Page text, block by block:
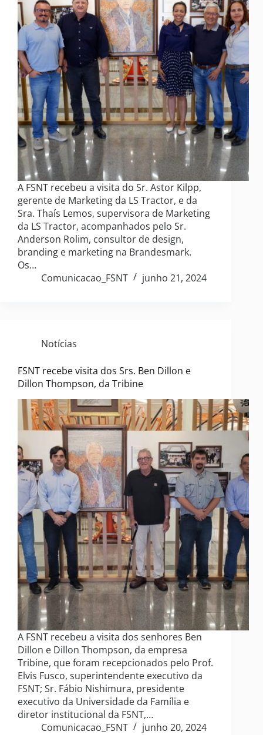
A FSNT recebeu a visita do Sr. Astor Kilpp,
gerente de Marketing da LS Tractor, e da
Sra. Thaís Lemos, supervisora de Marketing
da LS Tractor, acompanhados pelo Sr.
Anderson Rolim, consultor de design,
branding e marketing na Brandesmark.
Os…
Comunicacao_FSNT
junho 21, 2024
Notícias
FSNT recebe visita dos Srs. Ben Dillon e
Dillon Thompson, da Tribine
A FSNT recebeu a visita dos senhores Ben
Dillon e Dillon Thompson, da empresa
Tribine, que foram recepcionados pelo Prof.
Elvis Fusco, superintendente executivo da
FSNT; Sr. Fábio Nishimura, presidente
executivo da Universidade da Família e
diretor institucional da FSNT,…
Comunicacao_FSNT
junho 20, 2024